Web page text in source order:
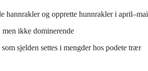
hannrakler og opprette hunnrakler i april–mai
ikke dominerende
sjelden settes i mengder hos podete trær